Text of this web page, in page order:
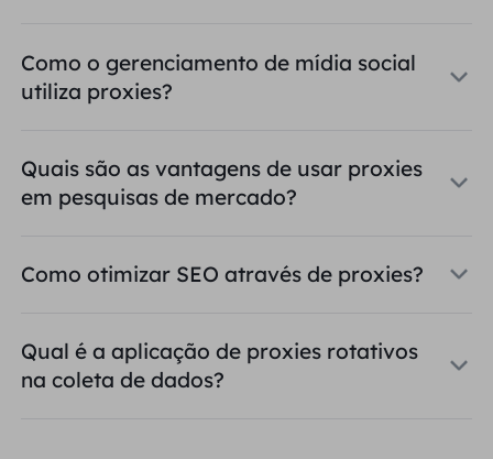
Como o gerenciamento de mídia social
utiliza proxies?
Quais são as vantagens de usar proxies
em pesquisas de mercado?
Como otimizar SEO através de proxies?
Qual é a aplicação de proxies rotativos
na coleta de dados?